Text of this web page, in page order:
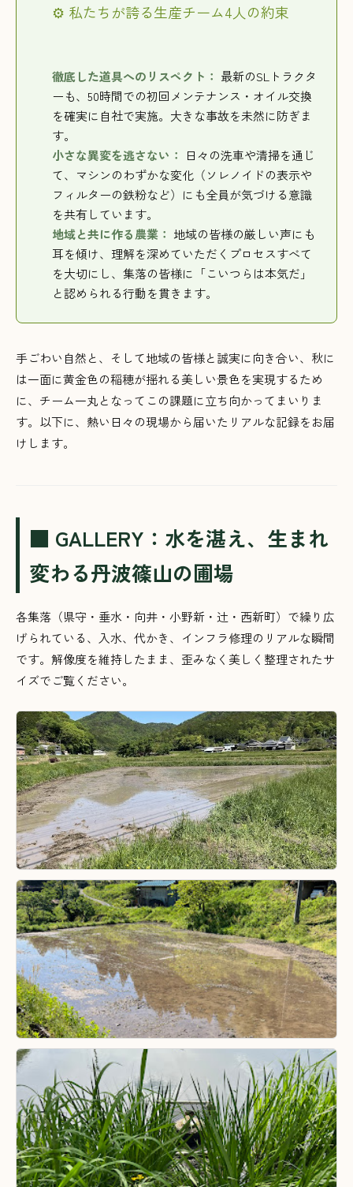
⚙️ 私たちが誇る生産チーム4人の約束
徹底した道具へのリスペクト： 最新のSLトラクタ
ーも、50時間での初回メンテナンス・オイル交換
を確実に自社で実施。大きな事故を未然に防ぎま
す。
小さな異変を逃さない：
日々の洗車や清掃を通じ
て、マシンのわずかな変化（ソレノイドの表示や
フィルターの鉄粉など）にも全員が気づける意識
を共有しています。
地域と共に作る農業： 地域の皆様の厳しい声にも
耳を傾け、理解を深めていただくプロセスすべて
を大切にし、集落の皆様に「こいつらは本気だ」
と認められる行動を貫きます。
手ごわい自然と、そして地域の皆様と誠実に向き合い、秋に
は一面に黄金色の稲穂が揺れる美しい景色を実現するため
に、チーム一丸となってこの課題に立ち向かってまいりま
す。以下に、熱い日々の現場から届いたリアルな記録をお届
けします。
■ GALLERY：水を湛え、生まれ
変わる丹波篠山の圃場
各集落（県守・垂水・向井・小野新・辻・西新町）で繰り広
げられている、入水、代かき、インフラ修理のリアルな瞬間
です。解像度を維持したまま、歪みなく美しく整理されたサ
イズでご覧ください。